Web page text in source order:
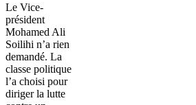
Le Vice-
président
Mohamed Ali
Soilihi n’a rien
demandé. La
classe politique
l’a choisi pour
diriger la lutte